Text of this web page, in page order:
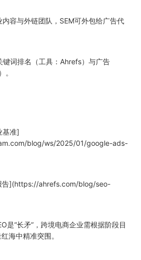
内容与外链团队，SEM可外包给广告代
键词排名（工具：Ahrefs）与广告
。
基准]
blog/ws/2025/01/google-ads-
告](https://ahrefs.com/blog/seo-
是“长矛”，跨境电商企业需根据阶段目
海中精准突围。